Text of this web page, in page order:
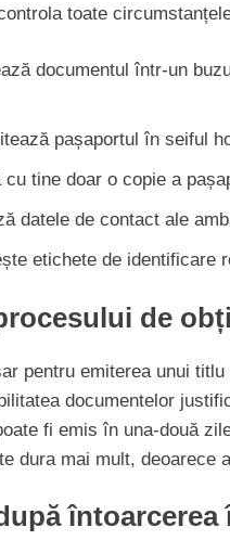
toate
documentul într-un
pașaportul în seiful
cu tine doar o copie a
datele de contact ale
etichete de identificare
de
pentru emiterea unui
documentelor
fi emis în una-două
dura mai mult, deoarece
întoarcerea